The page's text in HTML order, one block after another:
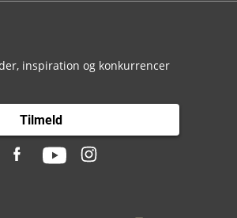
inspiration og konkurrencer
Tilmeld